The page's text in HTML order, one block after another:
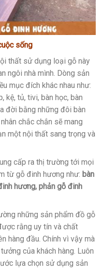
sống
thất sử dụng loại gỗ này
ngôi nhà mình. Dòng sản
mục đích khác nhau như:
kệ, tủ, tivi, bàn học, bàn
đời bằng những đôi bàn
chắc chắn sẽ mang
một nội thất sang trọng và
cấp ra thị trường tới mọi
từ gỗ đinh hương như: bàn
hương, phản gỗ đinh
những sản phẩm đồ gỗ
rằng uy tín và chất
hàng đầu. Chính vì vậy mà
của khách hàng. Luôn
lựa chọn sử dụng sản